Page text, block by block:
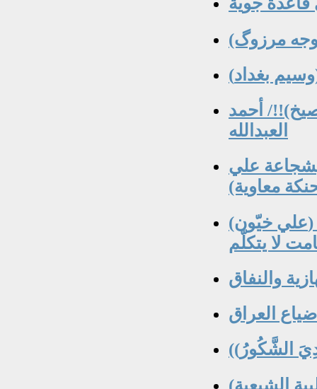
أحمد
العبدالله
علي
(علي خيّون) الناطق العسكري للحرس الجمهوري ..
والنفاق
العراق
الشَّكُورُ))